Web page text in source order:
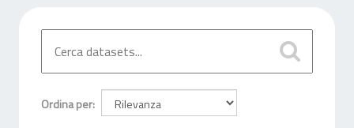
Ordina per